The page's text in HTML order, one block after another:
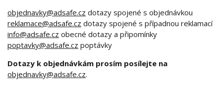
objednavky@adsafe.cz dotazy spojené s objednávkou
reklamace@adsafe.cz dotazy spojené s případnou reklamací
info@adsafe.cz obecné dotazy a připomínky
poptavky@adsafe.cz poptávky
Dotazy k objednávkám prosím posílejte na
objednavky@adsafe.cz.